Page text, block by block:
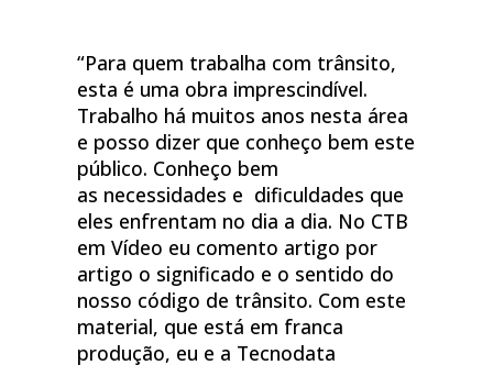
“Para quem trabalha com trânsito,
esta é uma obra imprescindível.
Trabalho há muitos anos nesta área
e posso dizer que conheço bem este
público. Conheço bem
as necessidades e dificuldades que
eles enfrentam no dia a dia. No CTB
em Vídeo eu comento artigo por
artigo o significado e o sentido do
nosso código de trânsito. Com este
material, que está em franca
produção, eu e a Tecnodata